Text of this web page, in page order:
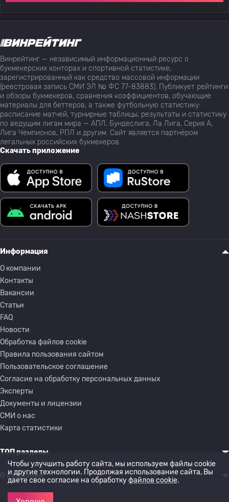
Винрейтинг — независимый информационный ресурс о
букмекерских конторах и спортивной статистике,
зарегистрированный как средство массовой информации
(реестровая запись СМИ ЭЛ № ФС 77-83883). Публикует рейтинги
и обзоры букмекеров, сравнения коэффициентов, обучающие
материалы для беттеров, а также футбольную статистику:
расписание матчей, турнирные таблицы, результаты и статистику
по ведущим лигам мира — АПЛ, Бундеслига, Ла Лига, Серия А,
Лига Чемпионов, РПЛ и другим. Сайт является партнёром
легальных российских букмекеров.
Скачать приложение
Информация
О компании
Контакты
Вакансии
Статьи
FAQ
Новости
Обработка файлов cookie
Правила пользования сайтом
Пользовательское соглашение
Согласие на обработку персональных данных
Эксперты
Документы и лицензии
СМИ о нас
Карта статистики
ТОП разделы
О компании
Чтобы улучшить работу сайта, мы используем файлы cookie
и другие технологии. Продолжая использование сайта, Вы
даете свое согласие на обработкуфайлов cookie.